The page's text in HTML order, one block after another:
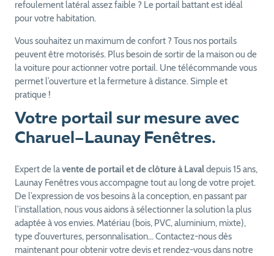
refoulement latéral assez faible ? Le portail battant est idéal
pour votre habitation.
Vous souhaitez un maximum de confort ? Tous nos portails
peuvent être motorisés. Plus besoin de sortir de la maison ou de
la voiture pour actionner votre portail. Une télécommande vous
permet l’ouverture et la fermeture à distance. Simple et
pratique !
Votre portail sur mesure avec
Charuel–Launay Fenêtres.
Expert de lavente de portail et de clôture à Lavaldepuis 15 ans,
Launay Fenêtres vous accompagne tout au long de votre projet.
De l’expression de vos besoins à la conception, en passant par
l’installation, nous vous aidons à sélectionner la solution la plus
adaptée à vos envies. Matériau (bois, PVC, aluminium, mixte),
type d’ouvertures, personnalisation… Contactez-nous dès
maintenant pour obtenir votre devis et rendez-vous dans notre